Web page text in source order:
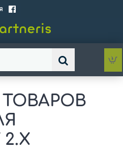
ТОВАРОВ
2.X